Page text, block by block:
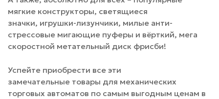
мягкие конструкторы, светящиеся
значки, игрушки-лизунчики, милые анти-
стрессовые мигающие пуферы и вёрткий, мега
скоростной метательный диск фрисби!
Успейте приобрести все эти
замечательные товары для механических
торговых автоматов по самым выгодным ценам в